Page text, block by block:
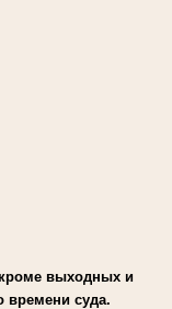
выходных и
времени суда.